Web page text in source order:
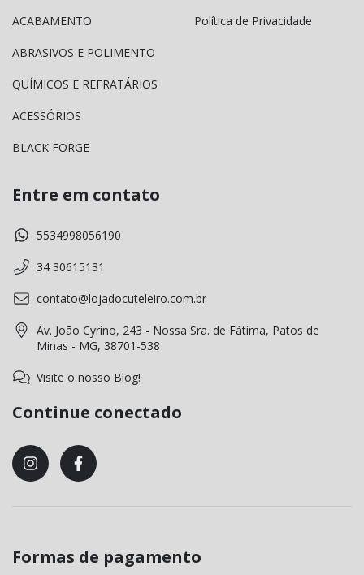
ACABAMENTO
ABRASIVOS E POLIMENTO
QUÍMICOS E REFRATÁRIOS
ACESSÓRIOS
BLACK FORGE
Política de Privacidade
Entre em contato
5534998056190
34 30615131
contato@lojadocuteleiro.com.br
Av. João Cyrino, 243 - Nossa Sra. de Fátima, Patos de
Minas - MG, 38701-538
Visite o nosso Blog!
Continue conectado
Formas de pagamento